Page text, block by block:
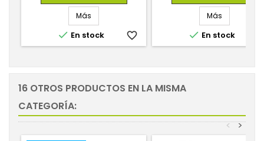
Más
 En stock favorite_border
Más
 En stock
16 OTROS PRODUCTOS EN LA MISMA
CATEGORÍA:
>
<